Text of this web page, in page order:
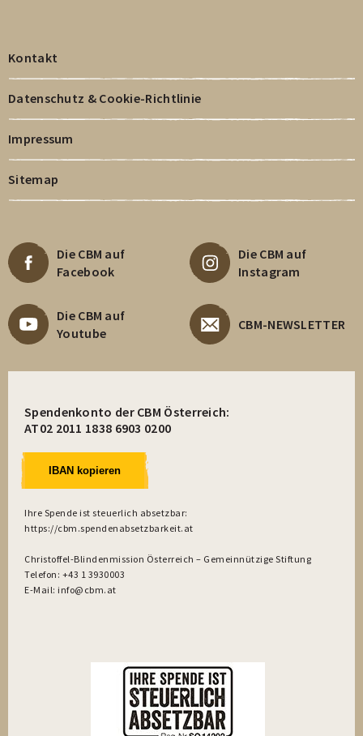
Kontakt
Datenschutz & Cookie-Richtlinie
Impressum
Sitemap
Die CBM auf
Facebook
Die CBM auf
Instagram
Die CBM auf
Youtube
CBM-NEWSLETTER
Spendenkonto der CBM Österreich:
AT02 2011 1838 6903 0200
IBAN kopieren
Ihre Spende ist steuerlich absetzbar:
https://cbm.spendenabsetzbarkeit.at
Christoffel-Blindenmission Österreich – Gemeinnützige Stiftung
Telefon: +43 1 3930003
E-Mail: info@cbm.at